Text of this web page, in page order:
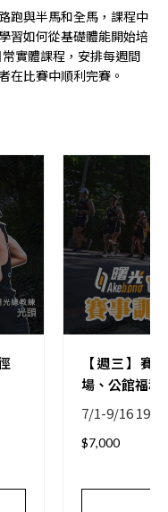
跑與半馬和全馬，課程中
習如何從基礎體能開始培
實體課程，安排每週間
在比賽中順利完賽。
【週三】賽
場、公館福和
7/1-9/16
$7,000